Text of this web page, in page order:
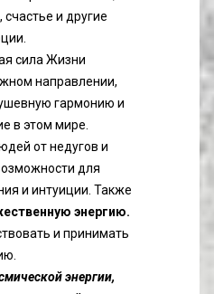
и другие
сила Жизни
направлении,
гармонию и
в этом мире.
для
и интуиции. Также
энергию.
и принимать
энергии,